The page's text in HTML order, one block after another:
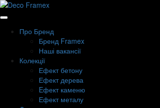
Про Бренд
Бренд Framex
Наші вакансії
Колекції
Ефект бетону
Ефект дерева
Eфект каменю
Ефект металу